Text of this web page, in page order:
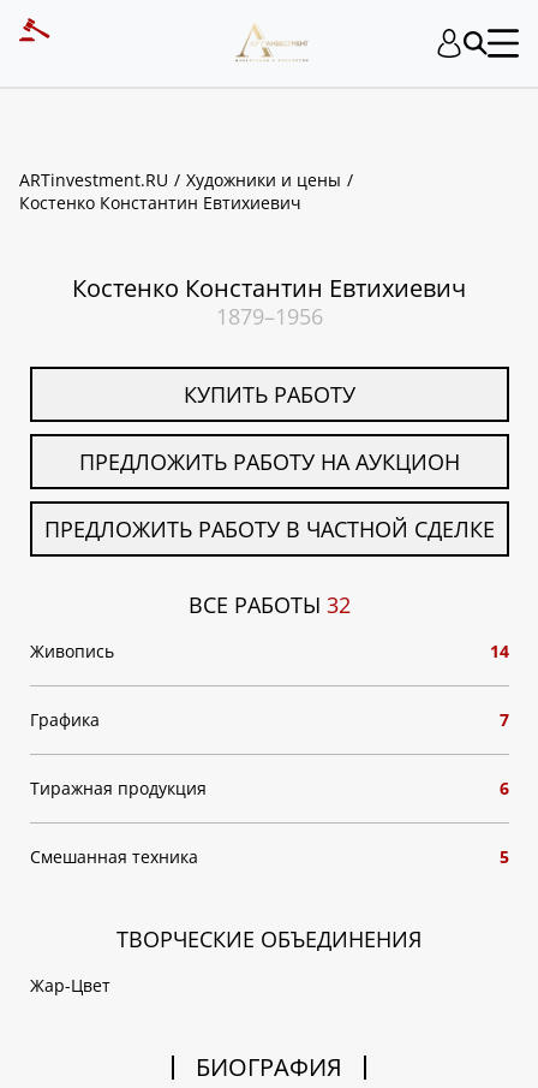
ARTinvestment.RU
Художники и цены
Костенко Константин Евтихиевич
Костенко Константин Евтихиевич
1879–1956
КУПИТЬ РАБОТУ
ПРЕДЛОЖИТЬ РАБОТУ НА АУКЦИОН
ПРЕДЛОЖИТЬ РАБОТУ В ЧАСТНОЙ СДЕЛКЕ
ВСЕ РАБОТЫ 32
Живопись 14
Графика 7
Тиражная продукция 6
Смешанная техника 5
ТВОРЧЕСКИЕ ОБЪЕДИНЕНИЯ
Жар-Цвет
БИОГРАФИЯ